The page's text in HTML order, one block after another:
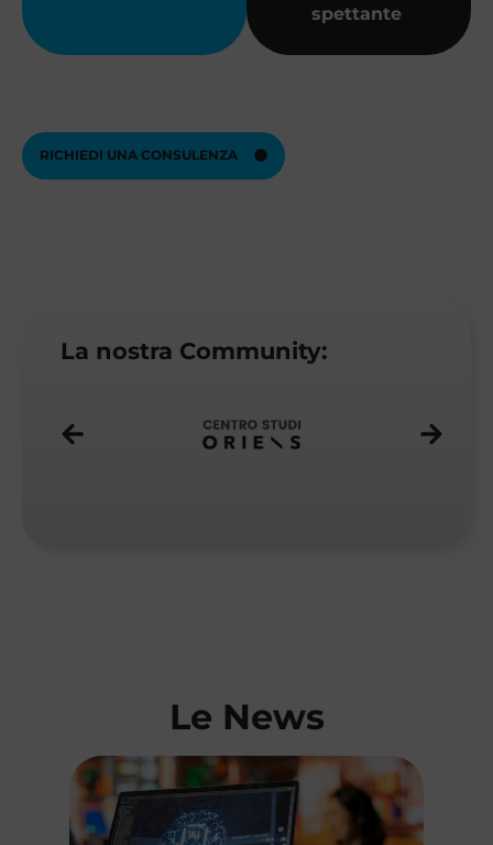
spettante
RICHIEDI UNA CONSULENZA
La nostra Community:
Le News